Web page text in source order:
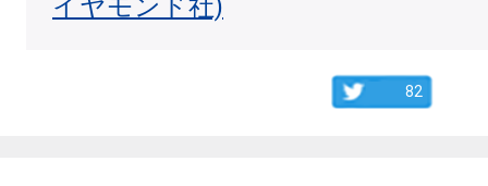
イヤモンド社)
82